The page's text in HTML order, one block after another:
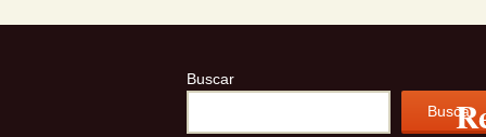
Buscar
Buscar